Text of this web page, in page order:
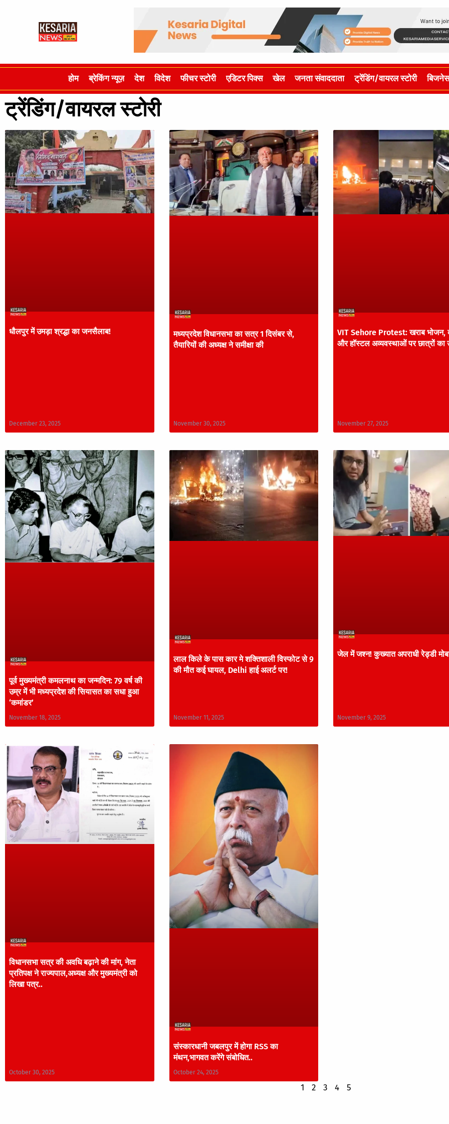
होम ब्रेकिंग न्यूज़ देश विदेश फीचर स्टोरी एडिटर पिक्स खेल जनता संवाददाता ट्रेंडिंग/वायरल स्टोरी बिजनेस
ट्रेंडिंग/वायरल स्टोरी
धौलपुर में उमड़ा श्रद्धा का जनसैलाब!
December 23, 2025
मध्यप्रदेश विधानसभा का सत्र 1 दिसंबर से,
तैयारियों की अध्यक्ष ने समीक्षा की
November 30, 2025
VIT Sehore Protest: खराब भोजन,
और हॉस्टल अव्यवस्थाओं पर छात्रों का
November 27, 2025
पूर्व मुख्यमंत्री कमलनाथ का जन्मदिन: 79 वर्ष की
उम्र में भी मध्यप्रदेश की सियासत का सधा हुआ
‘कमांडर’
November 18, 2025
लाल किले के पास कार मे शक्तिशाली विस्फोट से 9
की मौत कई घायल, Delhi हाई अलर्ट पर!
November 11, 2025
जेल में जश्न! कुख्यात अपराधी रेड्डी
November 9, 2025
विधानसभा सत्र की अवधि बढ़ाने की मांग, नेता
प्रतिपक्ष ने राज्यपाल,अध्यक्ष और मुख्यमंत्री को
लिखा पत्र..
October 30, 2025
संस्कारधानी जबलपुर में होगा RSS का
मंथन,भागवत करेंगे संबोधित..
October 24, 2025
1 2 3 4 5